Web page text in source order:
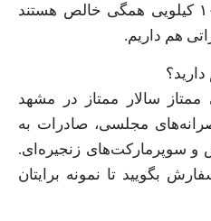
کارتن‌های ۱، ۳، ۵ و ۱۰ کیلویی همگی خالص هستند
هم داریم.
سالار ممتاز در مشهد
مجلسی، صادرات به
زنجیره‌ای.
بگویید تا نمونه برایتان